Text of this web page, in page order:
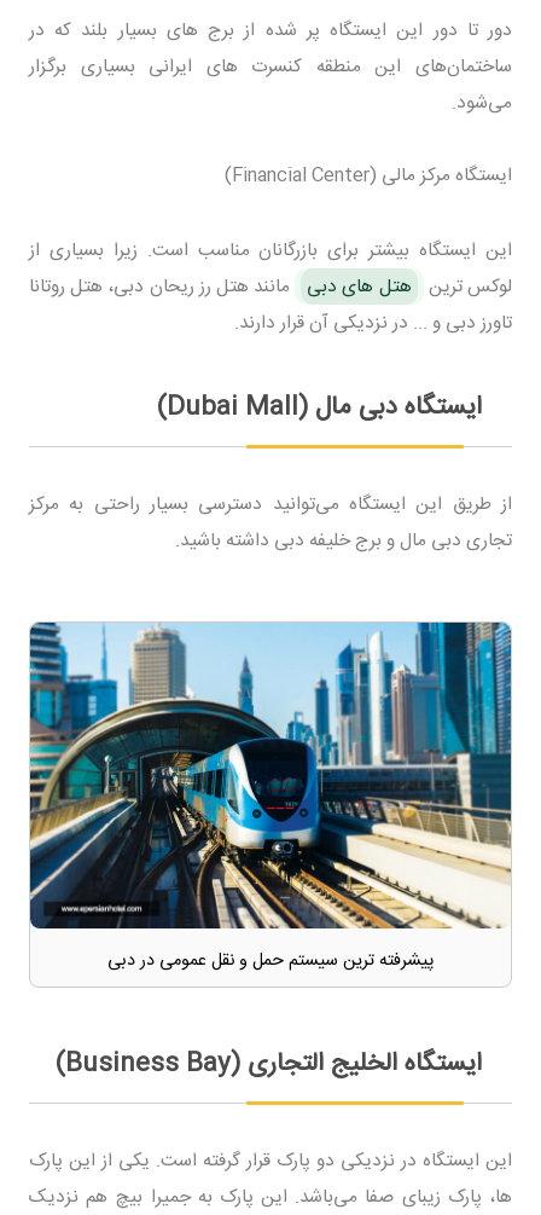
دور تا دور این ایستگاه پر شده از برج های بسیار بلند که در
ساختمان‌های این منطقه کنسرت های ایرانی بسیاری برگزار
می‌شود.
ایستگاه مرکز مالی (Financial Center)
این ایستگاه بیشتر برای بازرگانان مناسب است. زیرا بسیاری از
لوکس ترین هتل های دبی
مانند هتل رز ریحان دبی، هتل روتانا
تاورز دبی و ... در نزدیکی آن قرار دارند.
ایستگاه دبی مال (Dubai Mall)
از طریق این ایستگاه می‌توانید دسترسی بسیار راحتی به مرکز
تجاری دبی مال و برج خلیفه دبی داشته باشید.
پیشرفته ترین سیستم حمل و نقل عمومی در دبی
ایستگاه الخلیج التجاری (Business Bay)
این ایستگاه در نزدیکی دو پارک قرار گرفته است. یکی از این پارک
ها، پارک زیبای صفا می‌باشد. این پارک به جمیرا بیچ هم نزدیک